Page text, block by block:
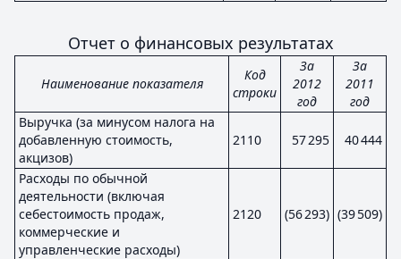
Отчет о финансовых результатах
Наименование показателя
Код
строки
За
2012
год
За
2011
год
Выручка (за минусом налога на
добавленную стоимость,
акцизов)
2110 57 295 40 444
Расходы по обычной
деятельности (включая
себестоимость продаж,
коммерческие и
управленческие расходы)
2120 (56 293) (39 509)